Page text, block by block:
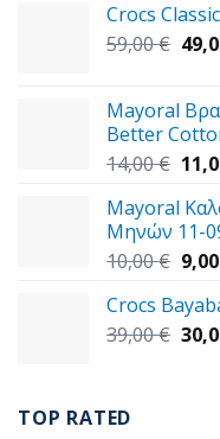
Crocs
59,00€
Mayoral
Better
14,00€
was:
Mayoral
Μηνών 11-
10,00€
was:
9,00
Crocs
39,00€
TOP RATED